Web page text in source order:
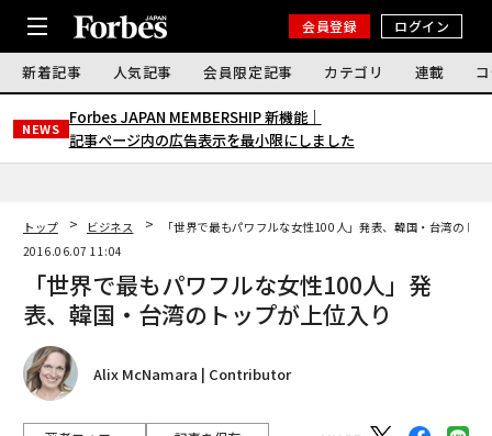
会員登録 ログイン
新着記事 人気記事 会員限定記事 カテゴリ 連載
NEWS
Forbes JAPAN MEMBERSHIP 新機能｜
記事ページ内の広告表示を最小限にしました
トップ ビジネス
「世界で最もパワフルな女性100人」発表、韓国・台湾のト
2016.06.07 11:04
「世界で最もパワフルな女性100人」発
表、韓国・台湾のトップが上位入り
Alix McNamara | Contributor